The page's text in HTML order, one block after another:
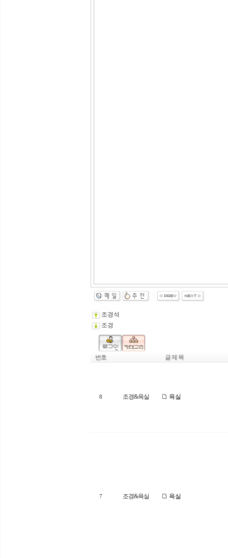
조경석
조경
번호 글 제 목
8 조경&욕실 욕실
7 조경&욕실 욕실